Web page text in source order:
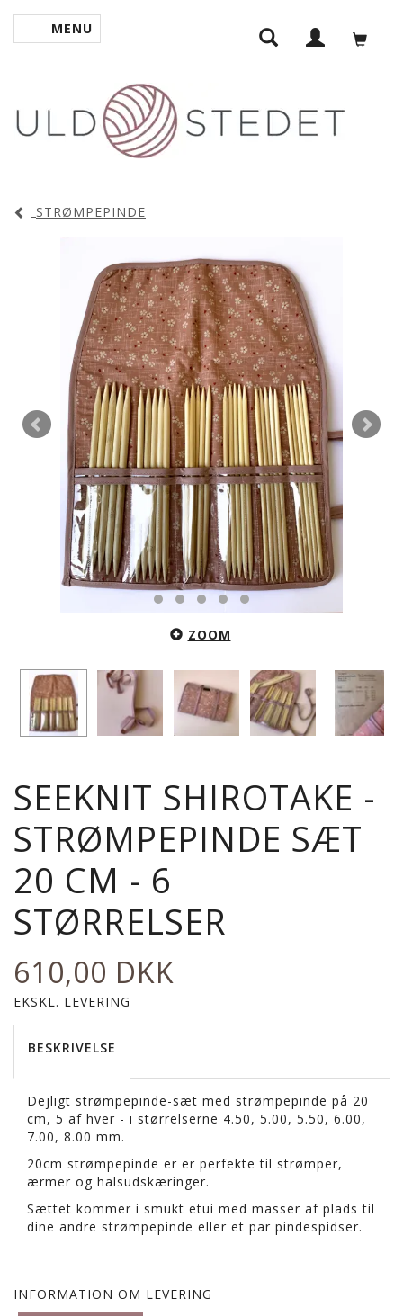
SKIFTE NAVIGATION
MENU
STRØMPEPINDE
ZOOM
SEEKNIT SHIROTAKE -
STRØMPEPINDE SÆT
20 CM - 6
STØRRELSER
610,00 DKK
EKSKL. LEVERING
BESKRIVELSE
Dejligt strømpepinde-sæt med strømpepinde på 20
cm, 5 af hver - i størrelserne 4.50, 5.00, 5.50, 6.00,
7.00, 8.00 mm.
20cm strømpepinde er er perfekte til strømper,
ærmer og halsudskæringer.
Sættet kommer i smukt etui med masser af plads til
dine andre strømpepinde eller et par pindespidser.
INFORMATION OM LEVERING